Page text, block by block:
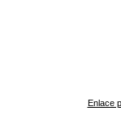
Enlace